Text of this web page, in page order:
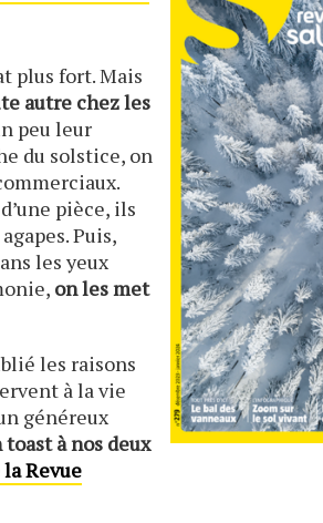
plus fort. Mais
autre chez les
peu leur
du solstice, on
pièce, ils
Puis,
les yeux
on les met
les raisons
à la vie
généreux
à nos deux
Revue